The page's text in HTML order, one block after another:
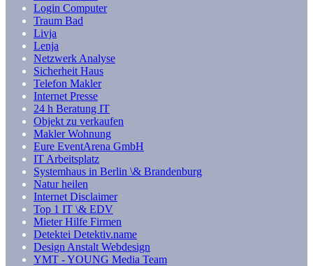
Login Computer
Traum Bad
Livja
Lenja
Netzwerk Analyse
Sicherheit Haus
Telefon Makler
Internet Presse
24 h Beratung IT
Objekt zu verkaufen
Makler Wohnung
Eure EventArena GmbH
IT Arbeitsplatz
Systemhaus in Berlin \& Brandenburg
Natur heilen
Internet Disclaimer
Top 1 IT \& EDV
Mieter Hilfe Firmen
Detektei Detektiv.name
Design Anstalt Webdesign
YMT - YOUNG Media Team